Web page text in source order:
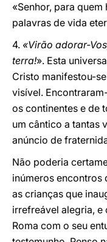
«Senhor, para quem
palavras de vida
4. «Virão adorar-
terra!». Esta
Cristo manifestou-
visível.
os continentes e de
um cântico a tantas
anúncio de
Não poderia
inúmeros encontros
as crianças que
irrefreável alegria, e
Roma com o seu